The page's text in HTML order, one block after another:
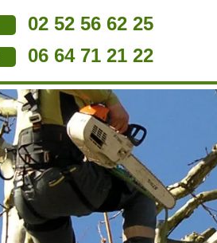
02 52 56 62 25
06 64 71 21 22